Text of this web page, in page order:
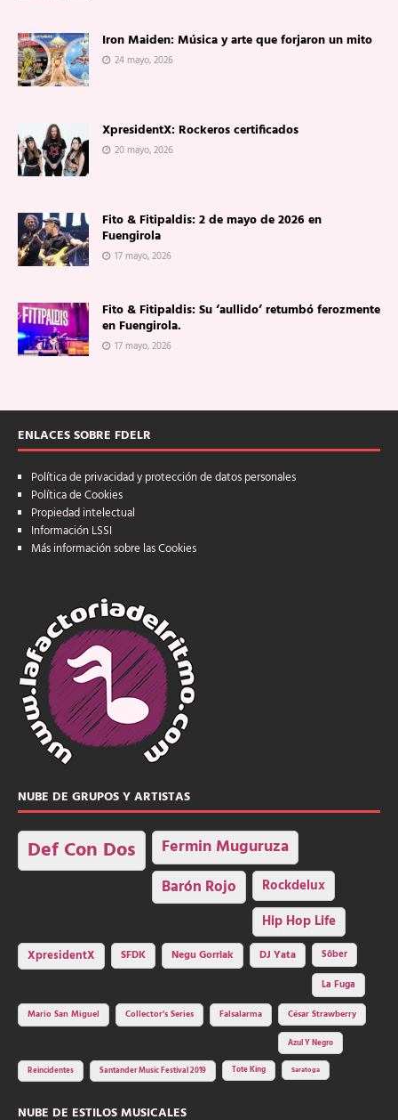
Iron Maiden: Música y arte que forjaron un mito
24 mayo, 2026
XpresidentX: Rockeros certificados
20 mayo, 2026
Fito & Fitipaldis: 2 de mayo de 2026 en
Fuengirola
17 mayo, 2026
Fito & Fitipaldis: Su ‘aullido’ retumbó ferozmente
en Fuengirola.
17 mayo, 2026
ENLACES SOBRE FDELR
Política de privacidad y protección de datos personales
Política de Cookies
Propiedad intelectual
Información LSSI
Más información sobre las Cookies
NUBE DE GRUPOS Y ARTISTAS
Def Con Dos Fermin Muguruza
Barón Rojo Rockdelux
Hip Hop Life
XpresidentX SFDK Negu Gorriak DJ Yata
Sôber
La Fuga
Mario San Miguel
Collector's Series Falsalarma César Strawberry
Azul Y Negro
Reincidentes Santander Music Festival 2019 Tote King Saratoga
NUBE DE ESTILOS MUSICALES